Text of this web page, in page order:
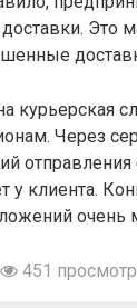
Это
курьерская
Через
отправления
у клиента.
очень
451